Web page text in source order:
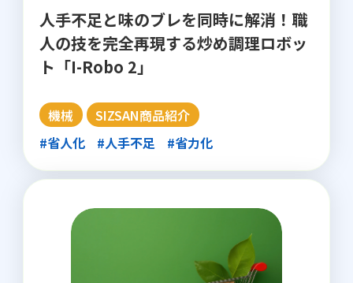
人手不足と味のブレを同時に解消！職
人の技を完全再現する炒め調理ロボッ
ト「I-Robo 2」
機械
SIZSAN商品紹介
#省人化
#人手不足 #省力化